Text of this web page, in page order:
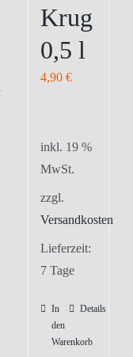
Krug
0,5 l
4,90€
inkl. 19 %
MwSt.
zzgl.
Versandkosten
Lieferzeit:
7 Tage
In
den
Warenkorb
Details